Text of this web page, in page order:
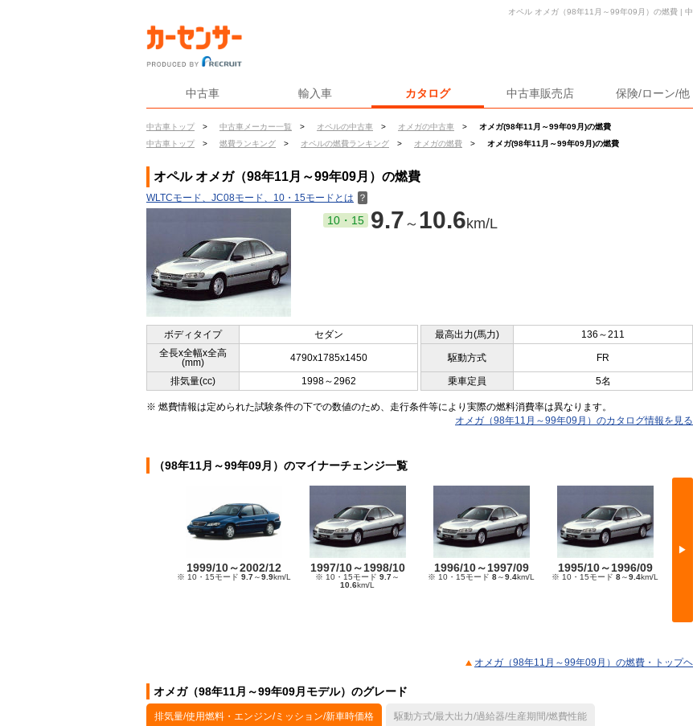
中古車 輸入車 カタログ 中古車販売店 保険/ローン/他
中古車トップ > 中古車メーカー一覧 > オペルの中古車 > オメガの中古車 >
オメガ(98年11月～99年09月)の燃費
中古車トップ
> 燃費ランキング > オペルの燃費ランキング > オメガの燃費 > オメガ(98年11月～99年09月)の燃費
オペル オメガ（98年11月～99年09月）の燃費 |
オペル オメガ（98年11月～99年09月）の燃費
WLTCモード、JC08モード、10・15モードとは ？
10・15 9.7 ～ 10.6km/L
ボディタイプ セダン 最高出力(馬力)
136～211
全長x全幅x全高
(mm)
4790x1785x1450 駆動方式 FR
排気量(cc) 1998～2962 乗車定員 5名
※ 燃費情報は定められた試験条件の下での数値のため、走行条件等により実際の燃料消費率は異なります。
オメガ（98年11月～99年09月）のカタログ情報を見る
（98年11月～99年09月）のマイナーチェンジ一覧
▶
1999/10～2002/12
※ 10・15モード 9.7～9.9km/L
1997/10～1998/10
※ 10・15モード 9.7～
10.6km/L
1996/10～1997/09
※ 10・15モード 8～9.4km/L
1995/10～1996/09
※ 10・15モード 8～9.4km/L
オメガ（98年11月～99年09月）の燃費・トップヘ
オメガ（98年11月～99年09月モデル）のグレード
排気量/使用燃料・エンジン/ミッション/新車時価格 駆動方式/最大出力/過給器/生産期間/燃費性能